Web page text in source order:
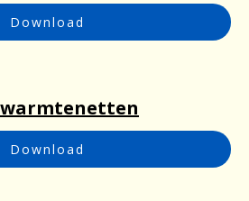
Download
Download